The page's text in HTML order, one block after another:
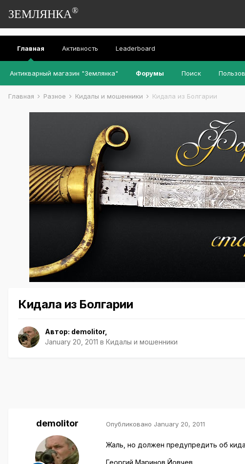
ЗЕМЛЯНКА®
Главная
Антикварный магазин "Землянка" Форумы Поиск
Активность Leaderboard
Главная Разное Кидалы и мошенники Кидала из Болгарии
Кидала из Болгарии
Автор: demolitor,
January 20, 2011 в Кидалы и мошенники
demolitor Опубликовано January 20, 2011
Жаль, но должен предупредить об